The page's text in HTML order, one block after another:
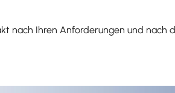
nach Ihren Anforderungen und nach